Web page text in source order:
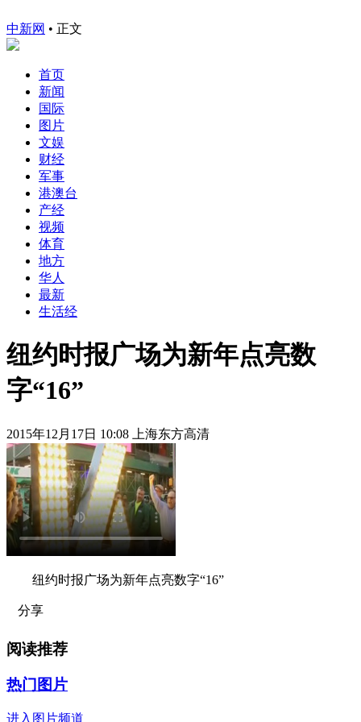
中新网 • 正文
首页
新闻
国际
图片
文娱
财经
军事
港澳台
产经
视频
体育
地方
华人
最新
生活经
纽约时报广场为新年点亮数
字“16”
2015年12月17日 10:08 上海东方高清
纽约时报广场为新年点亮数字“16”
分享
阅读推荐
热门图片
进入图片频道